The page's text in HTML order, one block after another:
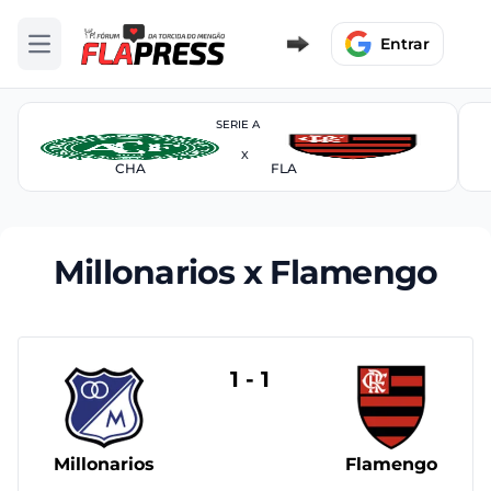
Abrir menu Entrar
SERIE A
CHA
X
FLA
Millonarios x Flamengo
Millonarios
1 - 1
Flamengo